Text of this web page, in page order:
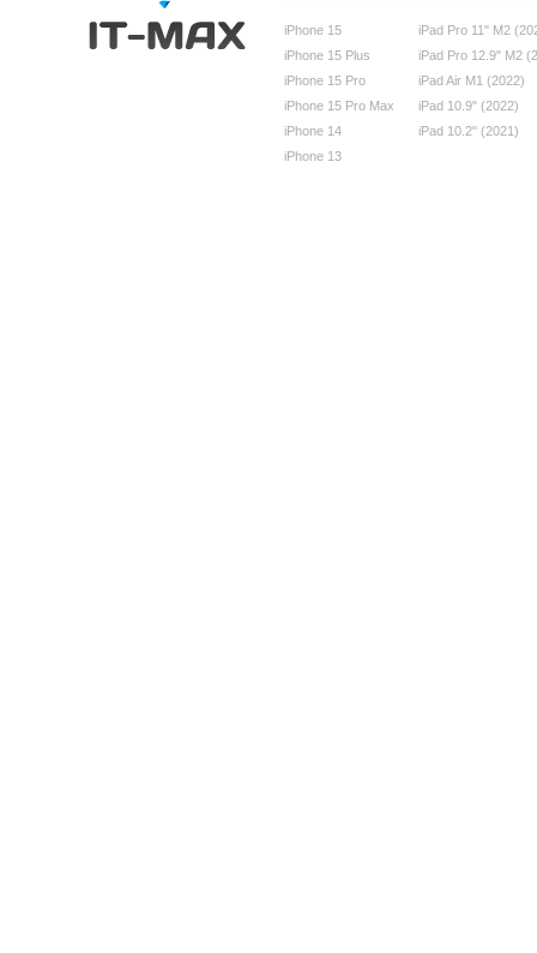
iPhone 15
iPhone 15 Plus
iPhone 15 Pro
iPhone 15 Pro Max
iPhone 14
iPhone 13
iPad Pro 11" M2
iPad Pro 12.9" M2
iPad Air M1 (2022)
iPad 10.9" (2022)
iPad 10.2" (2021)